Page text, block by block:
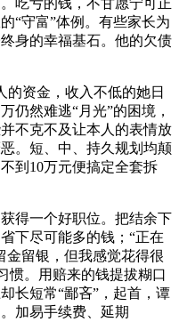
亏的钱，不甘愿宁可正
“守富”体例。有些家长为
身的幸福基石。他的欠债
资金，收入不低的她日
仍然难逃“月光”的困境，
不克不及让本人的表情放
。短、中、持久规划均颠
到10万元便搞定全套拆
一个好职位。把结余下
下尽可能多的钱；“正在
金留银，但我感觉花得很
惯。用赔来的钱提拔糊口
长短常“鄙吝”，起首，谭
加易手续费、延期